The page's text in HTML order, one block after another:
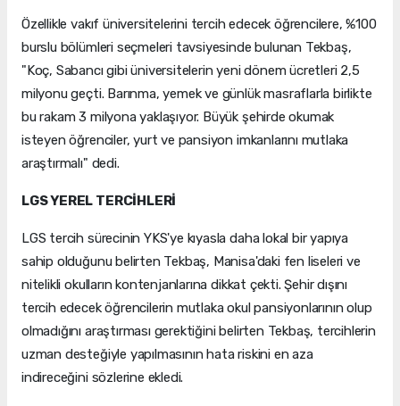
Özellikle vakıf üniversitelerini tercih edecek öğrencilere, %100
burslu bölümleri seçmeleri tavsiyesinde bulunan Tekbaş,
"Koç, Sabancı gibi üniversitelerin yeni dönem ücretleri 2,5
milyonu geçti. Barınma, yemek ve günlük masraflarla birlikte
bu rakam 3 milyona yaklaşıyor. Büyük şehirde okumak
isteyen öğrenciler, yurt ve pansiyon imkanlarını mutlaka
araştırmalı" dedi.
LGS YEREL TERCİHLERİ
LGS tercih sürecinin YKS'ye kıyasla daha lokal bir yapıya
sahip olduğunu belirten Tekbaş, Manisa'daki fen liseleri ve
nitelikli okulların kontenjanlarına dikkat çekti. Şehir dışını
tercih edecek öğrencilerin mutlaka okul pansiyonlarının olup
olmadığını araştırması gerektiğini belirten Tekbaş, tercihlerin
uzman desteğiyle yapılmasının hata riskini en aza
indireceğini sözlerine ekledi.